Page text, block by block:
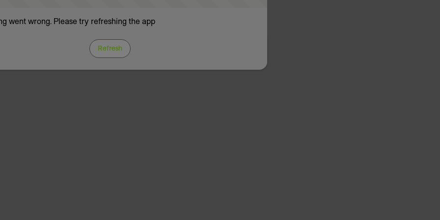
went wrong. Please try refreshing the app
Refresh